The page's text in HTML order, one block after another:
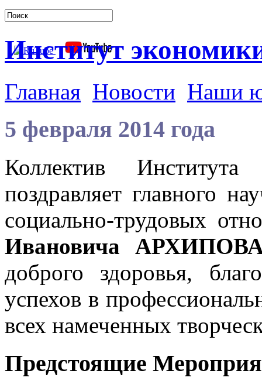
Институт
Главная Новости Наши
5 февраля 2014 года
Коллектив
поздравляет главного
социально-трудовых
Ивановича
доброго здоровья,
успехов в
всех намеченных
Предстоящие